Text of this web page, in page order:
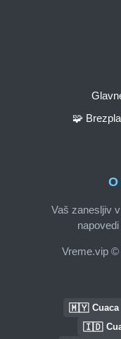
O
Vaš zanesljiv
Vreme.vip ©
🧩
🇲🇾
🇮🇩